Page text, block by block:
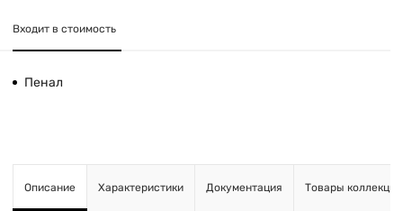
Входит в стоимость
Пенал
Описание Характеристики Документация Товары коллекции